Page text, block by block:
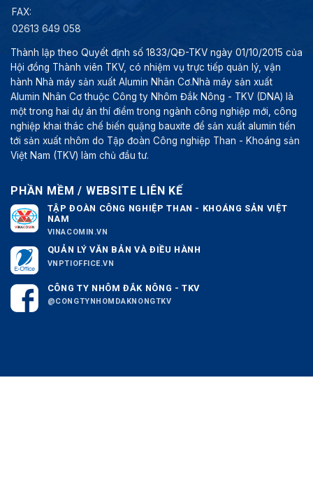
FAX:
02613 649 058
Thành lập theo Quyết định số 1833/QĐ-TKV ngày 01/10/2015 của
Hội đồng Thành viên TKV, có nhiệm vụ trực tiếp quản lý, vận
hành Nhà máy sản xuất Alumin Nhân Cơ.Nhà máy sản xuất
Alumin Nhân Cơ thuộc Công ty Nhôm Đắk Nông - TKV (DNA) là
một trong hai dự án thí điểm trong ngành công nghiệp mới, công
nghiệp khai thác chế biến quặng bauxite để sản xuất alumin tiến
tới sản xuất nhôm do Tập đoàn Công nghiệp Than - Khoáng sản
Việt Nam (TKV) làm chủ đầu tư.
PHẦN MỀM / WEBSITE LIÊN KẾ
TẬP ĐOÀN CÔNG NGHIỆP THAN - KHOÁNG SẢN VIỆT
NAM
VINACOMIN.VN
QUẢN LÝ VĂN BẢN VÀ ĐIỀU HÀNH
VNPTIOFFICE.VN
CÔNG TY NHÔM ĐẮK NÔNG - TKV
@CONGTYNHOMDAKNONGTKV